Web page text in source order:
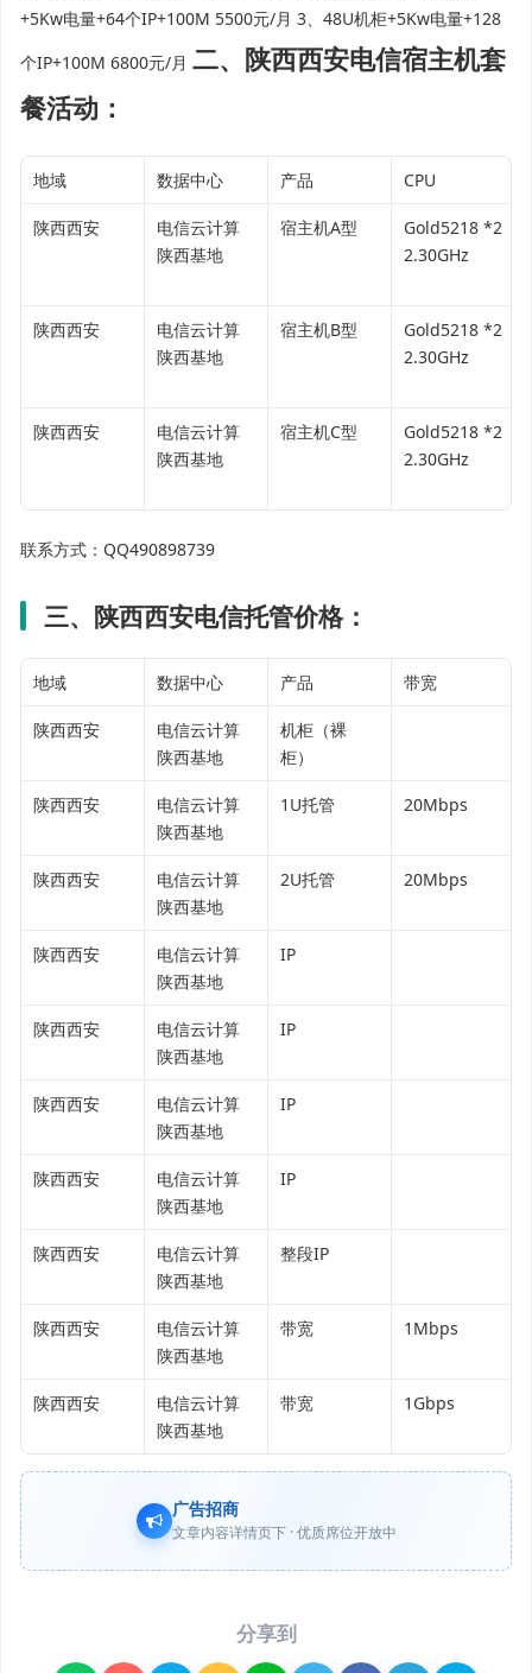
+5Kw电量+64个IP+100M 5500元/月 3、48U机柜+5Kw电量+128
个IP+100M 6800元/月 二、陕西西安电信宿主机套
餐活动：
地域 数据中心 产品 CPU
陕西西安
电信云计算
陕西基地
宿主机A型
Gold5218 *2
2.30GHz
陕西西安
电信云计算
陕西基地
宿主机B型
Gold5218 *2
2.30GHz
陕西西安
电信云计算
陕西基地
宿主机C型
Gold5218 *2
2.30GHz
联系方式：QQ490898739
三、陕西西安电信托管价格：
地域 数据中心 产品 带宽
陕西西安
电信云计算
陕西基地
机柜（裸
柜）
陕西西安
电信云计算
陕西基地
1U托管 20Mbps
陕西西安
电信云计算
陕西基地
2U托管 20Mbps
陕西西安
电信云计算
陕西基地
IP
陕西西安
电信云计算
陕西基地
IP
陕西西安
电信云计算
陕西基地
IP
陕西西安
电信云计算
陕西基地
IP
陕西西安
电信云计算
陕西基地
整段IP
陕西西安
电信云计算
陕西基地
带宽 1Mbps
陕西西安
电信云计算
陕西基地
带宽 1Gbps
广告招商
文章内容详情页下 · 优质席位开放中
分享到